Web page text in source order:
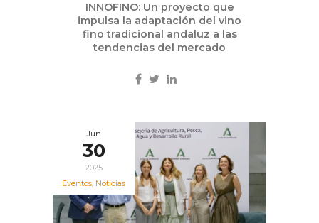
INNOFINO: Un proyecto que
impulsa la adaptación del vino
fino tradicional andaluz a las
tendencias del mercado
Jun
30
2025
Eventos, Noticias